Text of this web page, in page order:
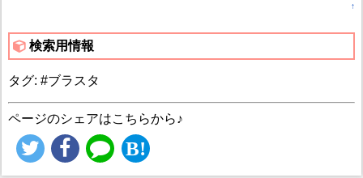
↑
検索用情報
タグ: #ブラスタ
ページのシェアはこちらから♪